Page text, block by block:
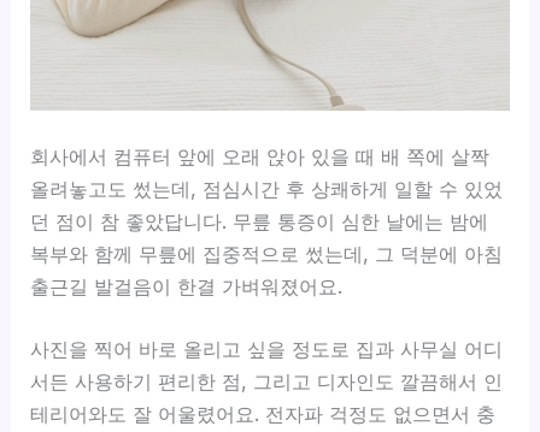
회사에서 컴퓨터 앞에 오래 앉아 있을 때 배 쪽에 살짝
올려놓고도 썼는데, 점심시간 후 상쾌하게 일할 수 있었
던 점이 참 좋았답니다. 무릎 통증이 심한 날에는 밤에
복부와 함께 무릎에 집중적으로 썼는데, 그 덕분에 아침
출근길 발걸음이 한결 가벼워졌어요.
사진을 찍어 바로 올리고 싶을 정도로 집과 사무실 어디
서든 사용하기 편리한 점, 그리고 디자인도 깔끔해서 인
테리어와도 잘 어울렸어요. 전자파 걱정도 없으면서 충